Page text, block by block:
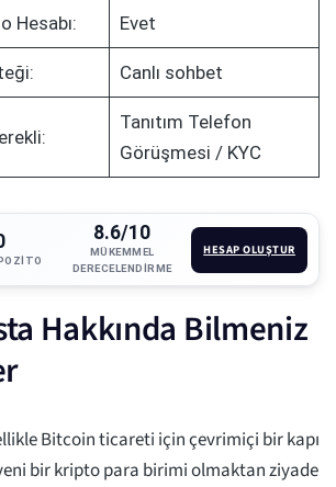
Hesabı: Evet
Canlı sohbet
Tanıtım Telefon
Görüşmesi / KYC
8.6/10
MÜKEMMEL
DERECELENDIRME
HESAP OLUŞTUR
Hakkında Bilmeniz
Bitcoin ticareti için çevrimiçi bir kapı
bir kripto para birimi olmaktan ziyade